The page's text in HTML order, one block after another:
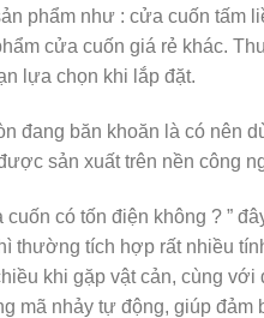
phẩm như : cửa cuốn tấm
cửa cuốn giá rẻ khác.
lựa chọn khi lắp đặt.
đang băn khoăn là có nên
sản xuất trên nền công
cuốn có tốn điện không ? ”
thường tích hợp rất nhiều
khi gặp vật cản, cùng
mã nhảy tự động, giúp đảm